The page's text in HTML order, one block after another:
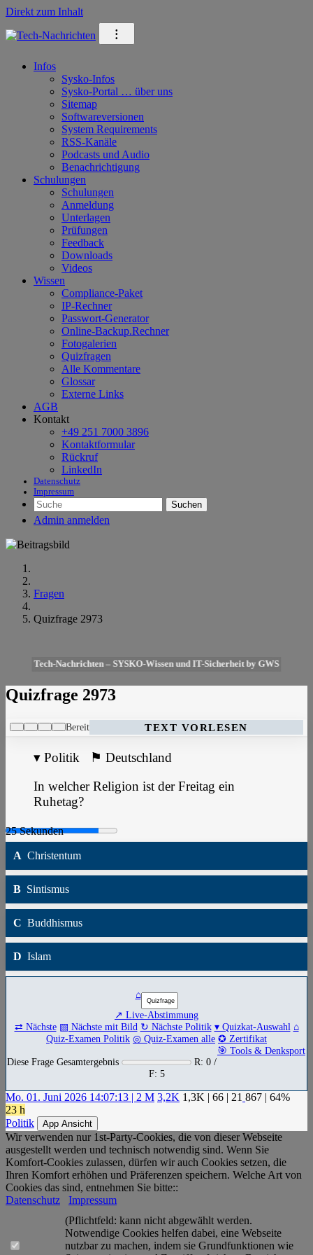
Direkt zum Inhalt
⁝
Infos
Sysko-Infos
Sysko-Portal … über uns
Sitemap
Softwareversionen
System Requirements
RSS-Kanäle
Podcasts und Audio
Benachrichtigung
Schulungen
Schulungen
Anmeldung
Unterlagen
Prüfungen
Feedback
Downloads
Videos
Wissen
Compliance-Paket
IP-Rechner
Passwort-Generator
Online-Backup.Rechner
Fotogalerien
Quizfragen
Alle Kommentare
Glossar
Externe Links
AGB
Kontakt
+49 251 7000 3896
Kontaktformular
Rückruf
LinkedIn
Datenschutz
Impressum
Suchen
Admin anmelden
Fragen
Quizfrage 2973
Tech-Nachrichten – SYSKO-Wissen und IT-Sicherheit by GWS
Quizfrage 2973
Bereit TEXT VORLESEN
▾ Politik ⚑ Deutschland
In welcher Religion ist der Freitag ein
Ruhetag?
A Christentum
B Sintismus
C Buddhismus
D Islam
⌂
↗ Live-Abstimmung
⇄ Nächste ▧ Nächste mit Bild ↻ Nächste Politik ▾ Quizkat-Auswahl ⌂
Quiz-Examen Politik ◎ Quiz-Examen alle ✪ Zertifikat
🎯 Tools & Denksport
Diese Frage Gesamtergebnis
R: 0 /
F: 5
Mo. 01. Juni 2026 14:07:13 | 2 M 3,2K 1,3K | 66 | 21 867 | 64%
23 h
Politik
App Ansicht
Wir verwenden nur 1st-Party-Cookies, die von dieser Webseite
ausgestellt werden und technisch notwendig sind. Wenn Sie
Komfort-Cookies zulassen, dürfen wir auch Cookies setzen, die
Ihren Komfort erhöhen und Präferenzen speichern. Welche Art von
Cookies das sind, entnehmen Sie bitte::
Datenschutz
Impressum
(Pflichtfeld: kann nicht abgewählt werden.
Notwendige Cookies helfen dabei, eine Webseite
nutzbar zu machen, indem sie Grundfunktionen wie